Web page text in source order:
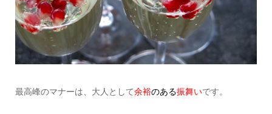
最高峰のマナーは、大人として余裕のある振舞いです。